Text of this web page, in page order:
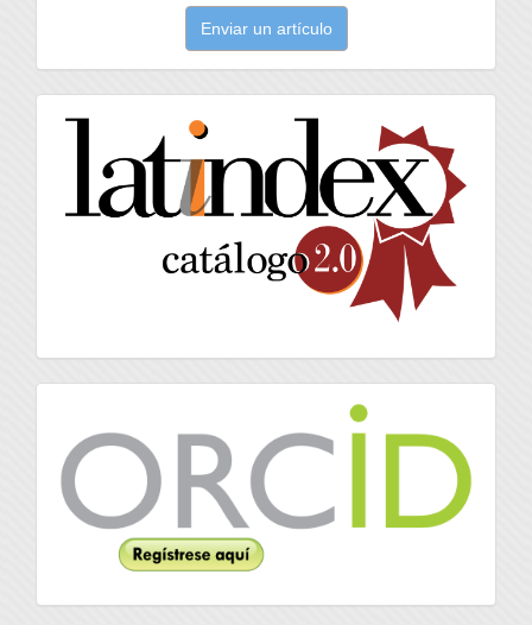
artículo
Enviar un artículo
latindex